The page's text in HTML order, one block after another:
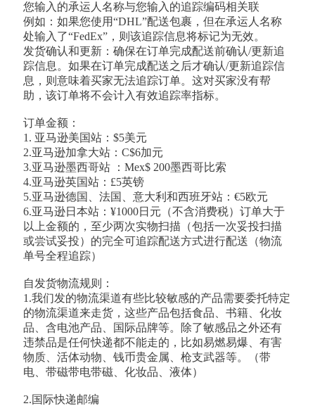
您输入的承运人名称与您输入的追踪编码相关联
例如：如果您使用“DHL”配送包裹，但在承运人名称
处输入了“FedEx”，则该追踪信息将标记为无效。
发货确认和更新：确保在订单完成配送前确认/更新追
踪信息。如果在订单完成配送之后才确认/更新追踪信
息，则意味着买家无法追踪订单。这对买家没有帮
助，该订单将不会计入有效追踪率指标。
订单金额：
1. 亚马逊美国站：$5美元
2.亚马逊加拿大站：C$6加元
3.亚马逊墨西哥站 ：Mex$ 200墨西哥比索
4.亚马逊英国站：£5英镑
5.亚马逊德国、法国、意大利和西班牙站：€5欧元
6.亚马逊日本站：¥1000日元（不含消费税）订单大于
以上金额的，至少两次实物扫描（包括一次妥投扫描
或尝试妥投）的完全可追踪配送方式进行配送（物流
单号全程追踪）
自发货物流规则：
1.我们发的物流渠道有些比较敏感的产品需要委托特定
的物流渠道来走货，这些产品包括食品、书籍、化妆
品、含电池产品、国际品牌等。除了敏感品之外还有
违禁品是任何快递都不能走的，比如易燃易爆、有害
物质、活体动物、钱币贵金属、枪支武器等。（带
电、带磁带电带磁、化妆品、液体）
2.国际快递邮编